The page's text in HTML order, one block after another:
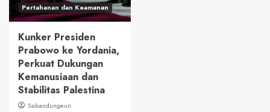
Pertahanan dan Keamanan
Kunker Presiden
Prabowo ke Yordania,
Perkuat Dukungan
Kemanusiaan dan
Stabilitas Palestina
Sabandungeun